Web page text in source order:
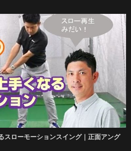
スローモーションスイング｜正面アング